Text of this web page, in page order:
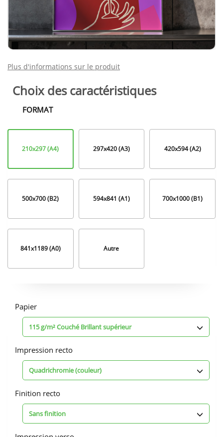
Plus d'informations sur le produit
Choix des caractéristiques
Format
FORMAT
210x297 (A4) 297x420 (A3) 420x594 (A2)
500x700 (B2) 594x841 (A1) 700x1000 (B1)
841x1189 (A0) Autre
d'impression
Papier
115 g/m² Couché Brillant supérieur
Impression recto
Quadrichromie (couleur)
Finition recto
Sans finition